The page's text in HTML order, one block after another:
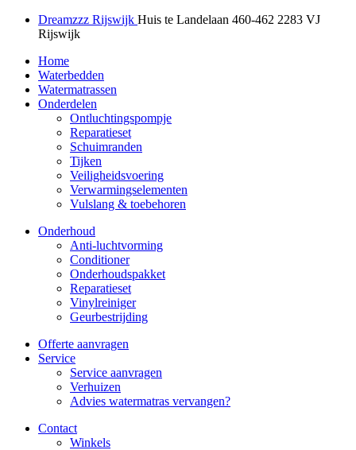
Dreamzzz Rijswijk Huis te Landelaan 460-462 2283 VJ
Rijswijk
Home
Waterbedden
Watermatrassen
Onderdelen
Ontluchtingspompje
Reparatieset
Schuimranden
Tijken
Veiligheidsvoering
Verwarmingselementen
Vulslang & toebehoren
Onderhoud
Anti-luchtvorming
Conditioner
Onderhoudspakket
Reparatieset
Vinylreiniger
Geurbestrijding
Offerte aanvragen
Service
Service aanvragen
Verhuizen
Advies watermatras vervangen?
Contact
Winkels